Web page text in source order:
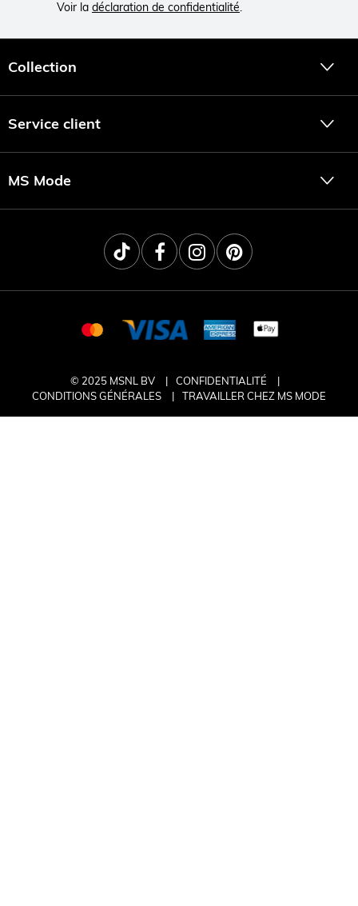
Voir la déclaration de confidentialité.
Collection
Service client
MS Mode
© 2025 MSNL BV
CONFIDENTIALITÉ
CONDITIONS GÉNÉRALES
TRAVAILLER CHEZ MS MODE